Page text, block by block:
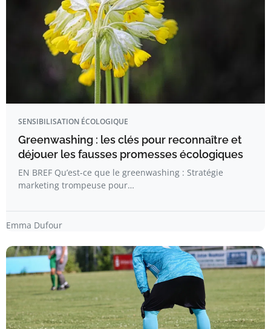
SENSIBILISATION ÉCOLOGIQUE
Greenwashing : les clés pour reconnaître et
déjouer les fausses promesses écologiques
EN BREF Qu’est-ce que le greenwashing : Stratégie
marketing trompeuse pour…
Emma Dufour